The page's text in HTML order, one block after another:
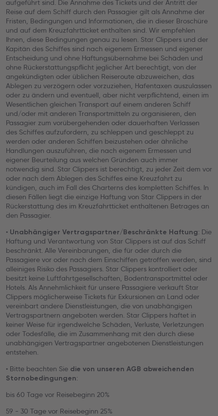
aufgeführt sind. Die Annahme des Tickets und der Antritt der
Reise auf dem Schiff durch den Passagier gilt als Annahme der
Fristen, Bedingungen und Informationen, die in dieser Broschüre
und auf dem Kreuzfahrtticket enthalten sind. Wir empfehlen
Ihnen, diese Bedingungen genau zu lesen. Star Clippers und der
Kapitän des Schiffes sind nach eigenem Ermessen und eigener
Entscheidung und ohne Haftungsübernahme bei Schäden und
ohne Rückerstattungspflicht jeglicher Art berechtigt, von der
angekündigten oder üblichen Reiseroute abzuweichen, das
Ablegen zu verzögern oder vorzuziehen, Hafentaxen auszulassen
oder zu ändern und eventuell, aber nicht verpflichtend, einen im
Wesentlichen gleichen Transport auf einem anderen Schiff
und/oder mit anderen Transportmitteln zu organisieren, den
Passagier zum vorübergehenden oder dauerhaften Verlassen
des Schiffes aufzufordern, zu schleppen und geschleppt zu
werden oder anderen Schiffen beizustehen oder ähnliche
Handlungen auszuführen, die nach eigenem Ermessen und
eigener Beurteilung aus welchen Gründen auch immer
notwendig sind. Star Clippers ist berechtigt, zu jeder Zeit dem vor
oder nach dem Ablegen des Schiffes eine Kreuzfahrt zu
kündigen, auch im Fall des Charterns des kompletten Schiffes. In
diesen Fällen liegt die einzige Haftung von Star Clippers in der
Rückerstattung des im Kreuzfahrtticket enthaltenen Betrages an
den Passagier.
• Unabhängiger Vertragspartner/Beschränkte Haftung: Die
Haftung und Verantwortung von Star Clippers ist auf das Schiff
beschränkt. Alle Vereinbarungen, die für oder durch die
Passagiere vor oder nach dem Einschiffen getroffen werden, sind
alleiniges Risiko des Passagiers. Star Clippers kontrolliert oder
besitzt keine Luftfahrtgesellschaften, Bodentransportmittel oder
Hotels. Als Annehmlichkeit für unsere Passagiere verkauft Star
Clippers möglicherweise Tickets für Exkursionen an Land oder
vereinbart andere Dienstleistungen, die von unabhängigen
Vertragspartnern angeboten werden. Star Clippers haftet in
keiner Weise für irgendwelche Schäden, Verluste, Verletzungen
oder Todesfälle, die im Zusammenhang mit den durch diese
unabhängigen Vertragspartner angebotenen Dienstleistungen
entstehen.
• Bitte beachten Sie die von unseren AGB abweichenden
Stornobedingungen:
bis 60 Tage vor Reisebeginn 20%
59 - 30 Tage vor Reisebeginn 25%